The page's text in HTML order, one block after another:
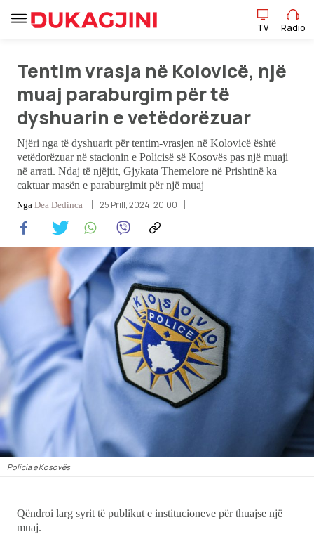
TV Radio
Lajme
Sport
Pikëpamje
Art Jete
Kulturë
Showbiz
Ekonomi
Teknologji
Udhëtime
DuVideo
TV Radio
Tentim vrasja në Kolovicë, një
muaj paraburgim për të
dyshuarin e vetëdorëzuar
Njëri nga të dyshuarit për tentim-vrasjen në Kolovicë është
vetëdorëzuar në stacionin e Policisë së Kosovës pas një muaji
në arrati. Ndaj të njëjtit, Gjykata Themelore në Prishtinë ka
caktuar masën e paraburgimit për një muaj
Nga Dea Dedinca 25 Prill, 2024, 20:00
Policia e Kosovës
Qëndroi larg syrit të publikut e institucioneve për thuajse një
muaj.